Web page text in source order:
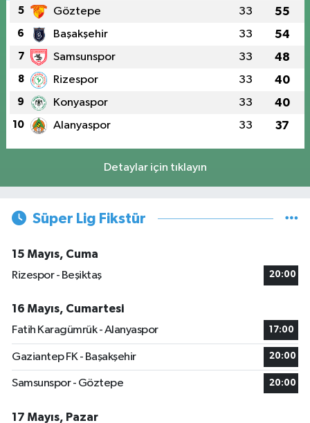
5 Göztepe 33 55
6 Başakşehir 33 54
7 Samsunspor 33 48
8 Rizespor 33 40
9 Konyaspor 33 40
10 Alanyaspor 33 37
Detaylar için tıklayın
Süper Lig Fikstür
15 Mayıs, Cuma
Rizespor - Beşiktaş
20:00
16 Mayıs, Cumartesi
Fatih Karagümrük - Alanyaspor
17:00
Gaziantep FK - Başakşehir 20:00
Samsunspor - Göztepe 20:00
17 Mayıs, Pazar